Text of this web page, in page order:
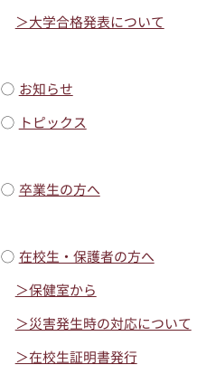
＞大学合格発表について
◯ お知らせ
◯ トピックス
◯ 卒業生の方へ
◯ 在校生・保護者の方へ
＞保健室から
＞災害発生時の対応について
＞在校生証明書発行